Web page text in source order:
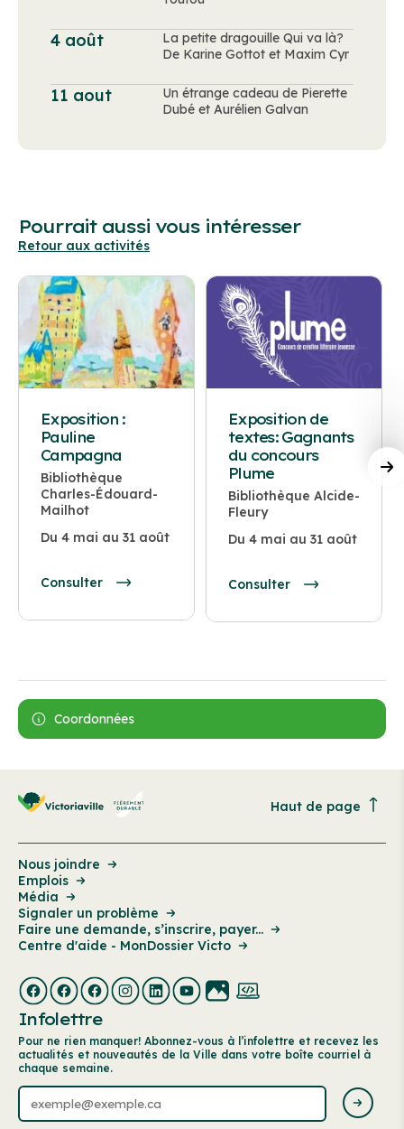
4 août
La petite dragouille Qui va là?
De Karine Gottot et Maxim Cyr
11 aout
Un étrange cadeau de Pierette
Dubé et Aurélien Galvan
Pourrait aussi vous intéresser
Retour aux activités
Exposition :
Pauline
Campagna
Bibliothèque
Charles-Édouard-
Mailhot
Du 4 mai au 31 août
Consulter
Exposition de
textes: Gagnants
du concours
Plume
Bibliothèque Alcide-
Fleury
Du 4 mai au 31 août
Consulter
Coordonnées
Haut de page
Nous joindre
Emplois
Média
Signaler un problème
Faire une demande, s’inscrire, payer...
Centre d'aide - MonDossier Victo
Infolettre
Pour ne rien manquer! Abonnez-vous à l’infolettre et recevez les
actualités et nouveautés de la Ville dans votre boîte courriel à
chaque semaine.